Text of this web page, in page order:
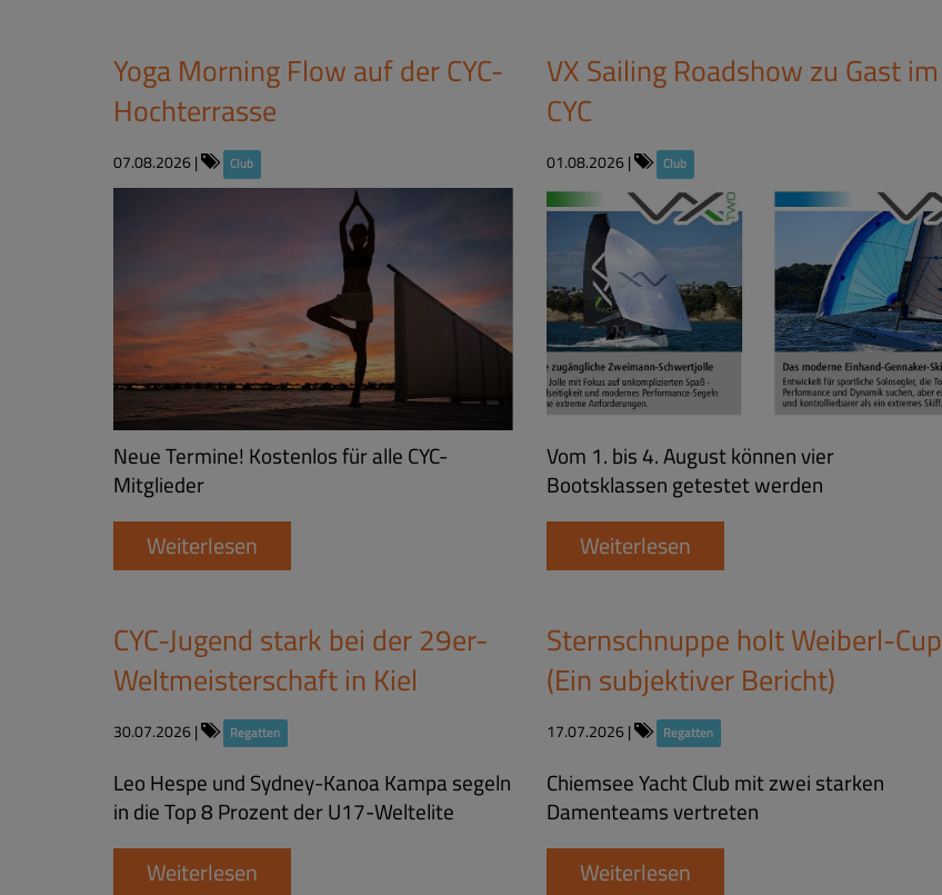
Yoga Morning Flow auf der CYC-
Hochterrasse
07.08.2026| Club
Neue Termine! Kostenlos für alle CYC-
Mitglieder
Weiterlesen
VX Sailing Roadshow zu Gast im
CYC​
01.08.2026| Club
Vom 1. bis 4. August können vier
Bootsklassen getestet werden
Weiterlesen
CYC-Jugend stark bei der 29er-
Weltmeisterschaft in Kiel
30.07.2026| Regatten
Leo Hespe und Sydney-Kanoa Kampa segeln
in die Top 8 Prozent der U17-Weltelite
Weiterlesen
Sternschnuppe holt Weiberl-Cup
(Ein subjektiver Bericht)
17.07.2026| Regatten
Chiemsee Yacht Club mit zwei starken
Damenteams vertreten
Weiterlesen